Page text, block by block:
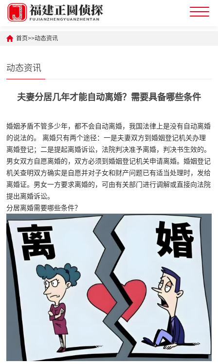
首页>>动态资讯
动态资讯
夫妻分居几年才能自动离婚？需要具备哪些条件
婚姻矛盾不管多少年，都不会自动离婚，我国法律上是没有自动离婚
的说法的。 离婚只有两个途径：一是夫妻双方到婚姻登记机关办理
离婚登记；二是提起离婚诉讼，法院判决准予离婚，判决书生效的。
男女双方自愿离婚的，双方必须到婚姻登记机关申请离婚。婚姻登记
机关查明双方确实是自愿并对子女和财产问题已有适当处理时，发给
离婚证。男女一方要求离婚的，可由有关部门进行调解或直接向法院
提出离婚诉讼。
分居离婚需要哪些条件？